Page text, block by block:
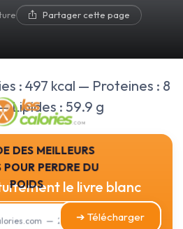
Partager cette page
: 497 kcal — Proteines : 8
Lipides : 59.9 g
des meilleurs
pour perdre du
poids
— 2026
le livre blanc
➔ Télécharger